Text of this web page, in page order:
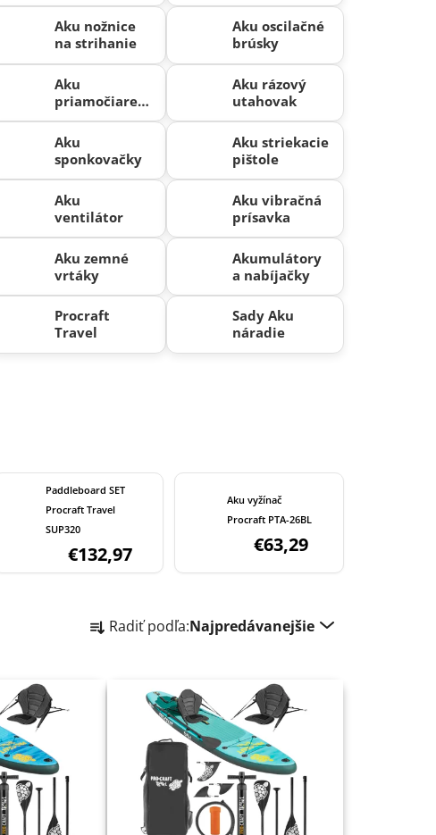
Aku nožnice
na strihanie
Aku oscilačné
brúsky
Aku
priamočiare
píly
Aku rázový
utahovak
Aku
sponkovačky
Aku striekacie
pištole
Aku
ventilátor
Aku vibračná
prísavka
Aku zemné
vrtáky
Akumulátory
a nabíjačky
Procraft
Travel
Sady Aku
náradie
Paddleboard SET
Procraft Travel
SUP320
€132,97
Aku vyžínač
Procraft PTA-26BL
€63,29
a Radiť podľa:Najpredávanejšie